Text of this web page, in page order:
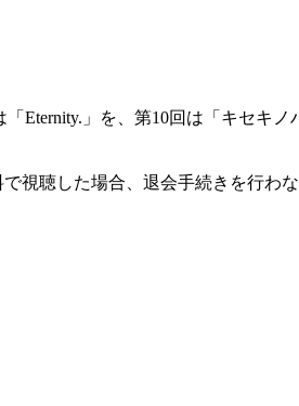
Eternity.」を、第10回は「キセキ
視聴した場合、退会手続きを行わ